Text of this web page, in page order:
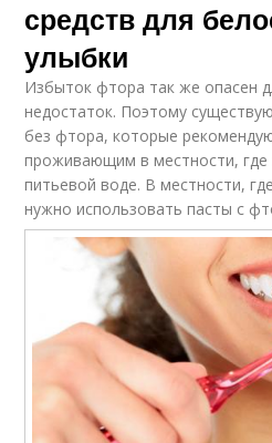
средств для
улыбки
Избыток фтора так же опасен
недостаток. Поэтому
без фтора, которые
проживающим в местности, где
питьевой воде. В местности,
нужно использовать пасты с